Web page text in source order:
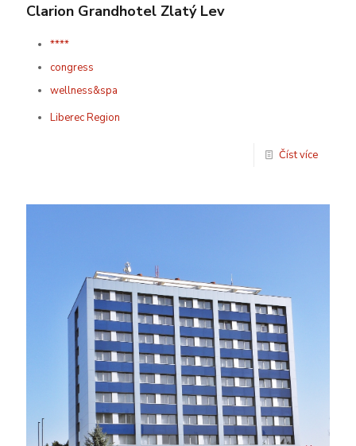
Clarion Grandhotel Zlatý Lev
****
congress
wellness&spa
Liberec Region
Číst více